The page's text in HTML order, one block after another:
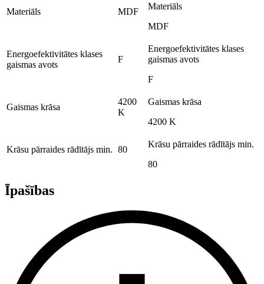
Materiāls MDF
Materiāls
MDF
Energoefektivitātes klases
gaismas avots
F
Energoefektivitātes klases
gaismas avots
F
Gaismas krāsa
4200
K
Gaismas krāsa
4200 K
Krāsu pārraides rādītājs min. 80
Krāsu pārraides rādītājs min.
80
Īpašības